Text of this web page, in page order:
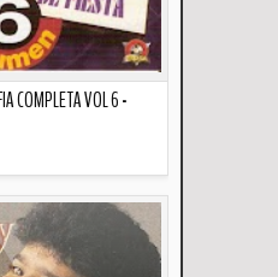
COMPLETA VOL 6 -